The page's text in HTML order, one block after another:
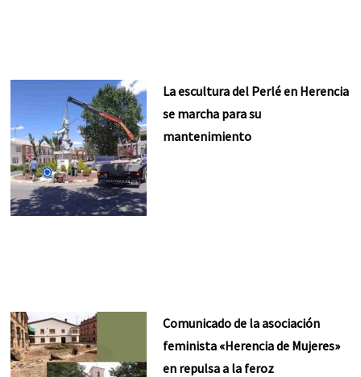
La escultura del Perlé en Herencia
se marcha para su
mantenimiento
Comunicado de la asociación
feminista «Herencia de Mujeres»
en repulsa a la feroz